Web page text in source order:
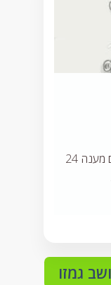
מחפש מנעולן בכפר בן נון? אנחנו נותנים מענה 24
גמזו